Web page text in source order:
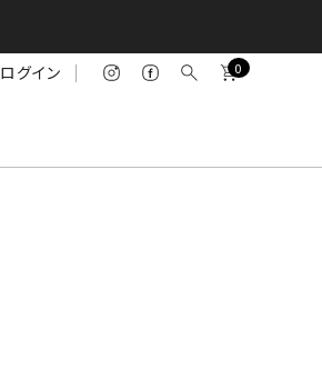
ログイン 0